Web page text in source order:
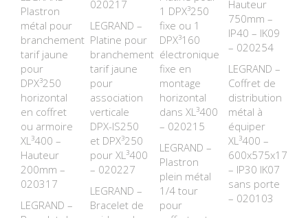
Plastron
métal pour
branchement
tarif jaune
pour
DPX³250
horizontal
en coffret
ou armoire
XL³400 –
Hauteur
200mm –
020317
LEGRAND –
020217
LEGRAND –
Platine pour
branchement
tarif jaune
pour
association
verticale
DPX-IS250
et DPX³250
pour XL³400
– 020227
LEGRAND –
Bracelet de
1 DPX³250
fixe ou 1
DPX³160
électronique
fixe en
montage
horizontal
dans XL³400
– 020215
LEGRAND –
Plastron
plein métal
1/4 tour
pour
Hauteur
750mm –
IP40 – IK09
– 020254
LEGRAND –
Coffret de
distribution
métal à
équiper
XL³400 –
– IP30 IK07
sans porte
– 020103